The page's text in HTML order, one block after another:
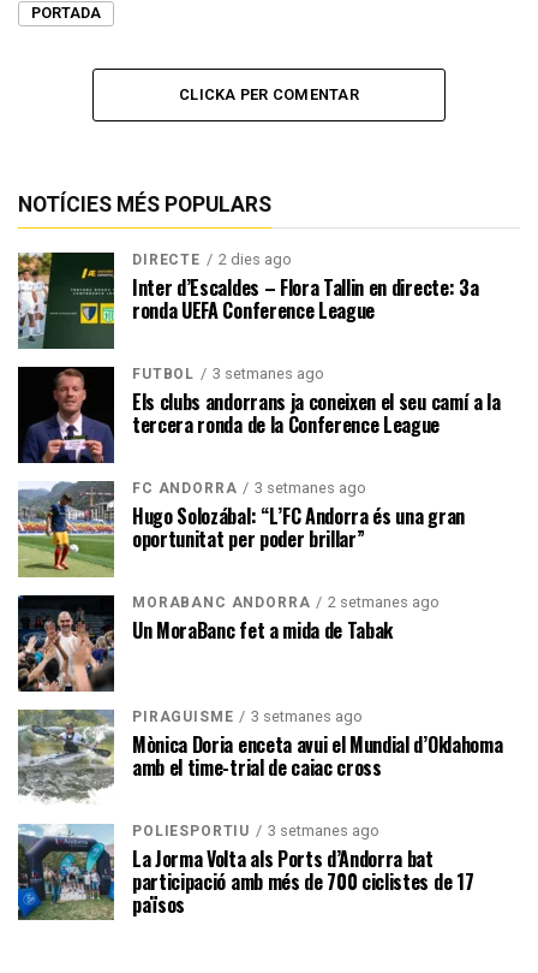
PORTADA
CLICKA PER COMENTAR
NOTÍCIES MÉS POPULARS
DIRECTE 2 dies ago
Inter d’Escaldes – Flora Tallin en directe: 3a
ronda UEFA Conference League
FUTBOL 3 setmanes ago
Els clubs andorrans ja coneixen el seu camí a la
tercera ronda de la Conference League
FC ANDORRA 3 setmanes ago
Hugo Solozábal: “L’FC Andorra és una gran
oportunitat per poder brillar”
MORABANC ANDORRA 2 setmanes ago
Un MoraBanc fet a mida de Tabak
PIRAGÜISME 3 setmanes ago
Mònica Doria enceta avui el Mundial d’Oklahoma
amb el time-trial de caiac cross
POLIESPORTIU 3 setmanes ago
La Jorma Volta als Ports d’Andorra bat
participació amb més de 700 ciclistes de 17
països